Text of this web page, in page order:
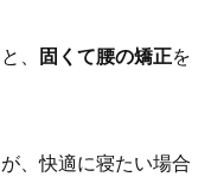
、 固くて腰の矯正を
、快適に寝たい場合